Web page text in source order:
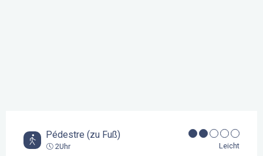
Pédestre (zu Fuß)
2Uhr Leicht